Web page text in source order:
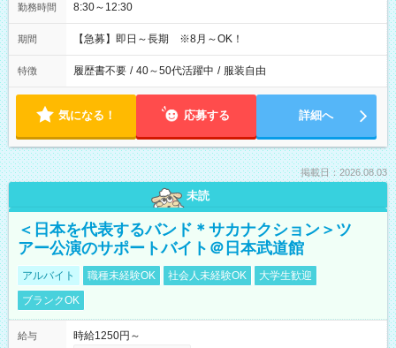
勤務時間 8:30～12:30
期間 【急募】即日～長期 ※8月～OK！
特徴 履歴書不要 / 40～50代活躍中 / 服装自由
気になる！ 応募する 詳細へ
掲載日：2026.08.03
未読
＜日本を代表するバンド＊サカナクション＞ツ
アー公演のサポートバイト＠日本武道館
アルバイト 職種未経験OK 社会人未経験OK
大学生歓迎
ブランクOK
給与
時給1250円～